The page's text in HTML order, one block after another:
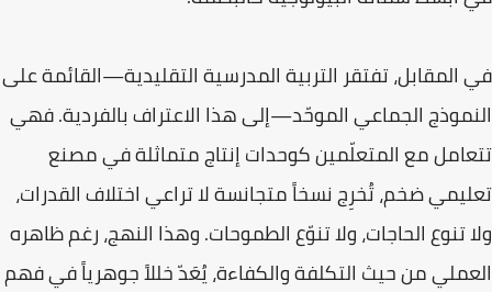
في المقابل، تفتقر التربية المدرسية التقليدية—القائمة على
النموذج الجماعي الموحّد—إلى هذا الاعتراف بالفردية. فهي
تتعامل مع المتعلّمين كوحدات إنتاج متماثلة في مصنع
تعليمي ضخم، تُخرِج نسخاً متجانسة لا تراعي اختلاف القدرات،
ولا تنوع الحاجات، ولا تنوّع الطموحات. وهذا النهج، رغم ظاهره
العملي من حيث التكلفة والكفاءة، يُعَدّ خللاً جوهرياً في فهم